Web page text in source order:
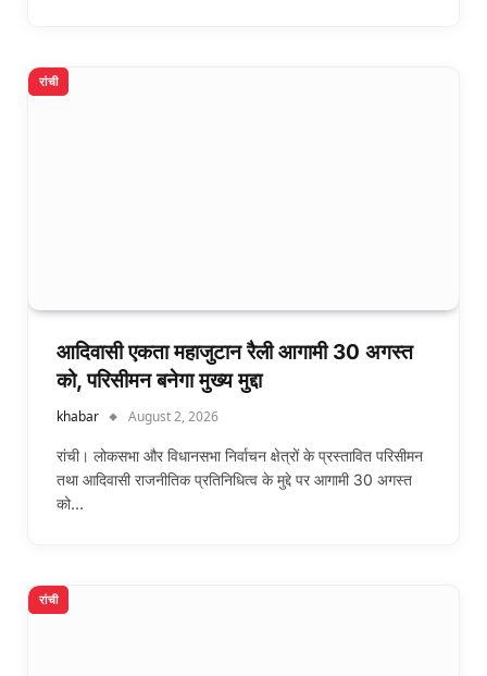
रांची
आदिवासी एकता महाजुटान रैली आगामी 30 अगस्त
को, परिसीमन बनेगा मुख्य मुद्दा
khabar August 2, 2026
रांची। लोकसभा और विधानसभा निर्वाचन क्षेत्रों के प्रस्तावित परिसीमन
तथा आदिवासी राजनीतिक प्रतिनिधित्व के मुद्दे पर आगामी 30 अगस्त
को…
रांची